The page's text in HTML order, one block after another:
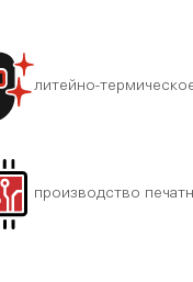
литейно-
производство